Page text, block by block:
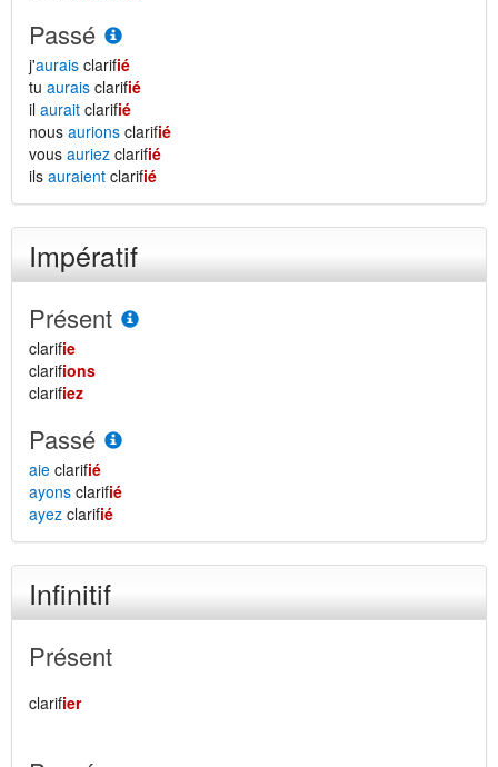
Passé
j'aurais clarifié
tu aurais clarifié
il aurait clarifié
nous aurions clarifié
vous auriez clarifié
ils auraient clarifié
Impératif
Présent
clarifie
clarifions
clarifiez
Passé
aie clarifié
ayons clarifié
ayez clarifié
Infinitif
Présent
clarifier